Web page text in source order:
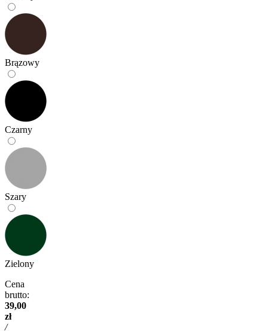
Brązowy
Czarny
Szary
Zielony
Cena
brutto:
39,00
zł
/